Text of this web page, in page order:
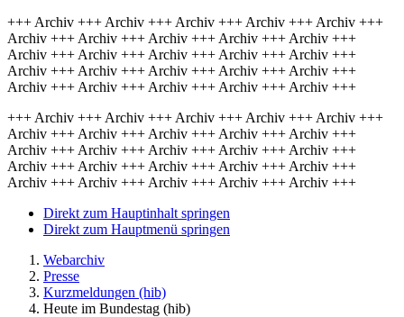
+++ Archiv +++ Archiv +++ Archiv +++ Archiv +++ Archiv +++
Archiv +++ Archiv +++ Archiv +++ Archiv +++ Archiv +++
Archiv +++ Archiv +++ Archiv +++ Archiv +++ Archiv +++
Archiv +++ Archiv +++ Archiv +++ Archiv +++ Archiv +++
Archiv +++ Archiv +++ Archiv +++ Archiv +++ Archiv +++
+++ Archiv +++ Archiv +++ Archiv +++ Archiv +++ Archiv +++
Archiv +++ Archiv +++ Archiv +++ Archiv +++ Archiv +++
Archiv +++ Archiv +++ Archiv +++ Archiv +++ Archiv +++
Archiv +++ Archiv +++ Archiv +++ Archiv +++ Archiv +++
Archiv +++ Archiv +++ Archiv +++ Archiv +++ Archiv +++
Direkt zum Hauptinhalt springen
Direkt zum Hauptmenü springen
Webarchiv
Presse
Kurzmeldungen (hib)
Heute im Bundestag (hib)